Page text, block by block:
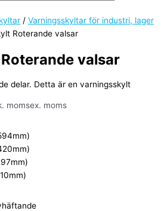
/ Varningsskyltar för industri, lager
Roterande valsar
valsar
delar. Detta är en varningsskylt
momsex. moms